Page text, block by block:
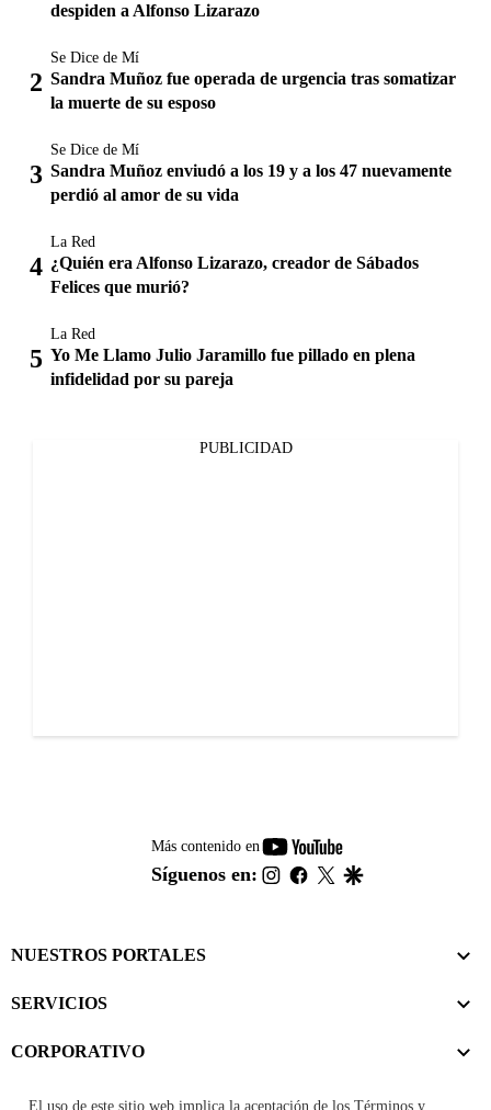
despiden a Alfonso Lizarazo
Se Dice de Mí
Sandra Muñoz fue operada de urgencia tras somatizar
la muerte de su esposo
Se Dice de Mí
Sandra Muñoz enviudó a los 19 y a los 47 nuevamente
perdió al amor de su vida
La Red
¿Quién era Alfonso Lizarazo, creador de Sábados
Felices que murió?
La Red
Yo Me Llamo Julio Jaramillo fue pillado en plena
infidelidad por su pareja
PUBLICIDAD
Más contenido en
youtube-
footer
Síguenos en: instagram
facebook
twitter
NUESTROS PORTALES
SERVICIOS
CORPORATIVO
El uso de este sitio web implica la aceptación de los Términos y